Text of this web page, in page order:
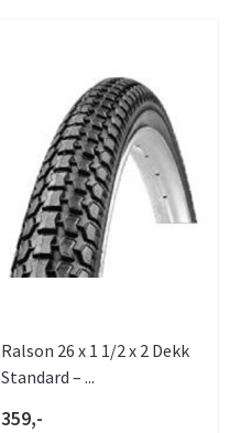
Ralson 26 x 1 1/2 x 2 Dekk
Standard – ...
359,-